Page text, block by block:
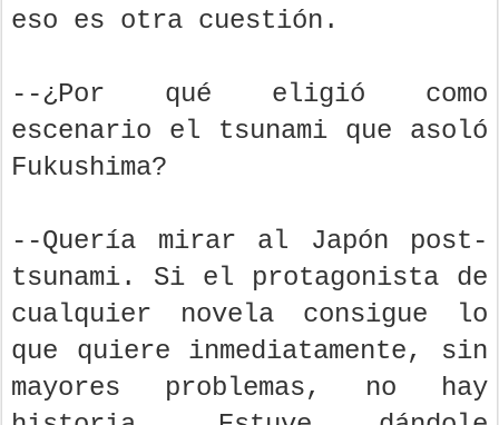
eso es otra cuestión.
--¿Por qué eligió como
escenario el tsunami que asoló
Fukushima?
--Quería mirar al Japón post-
tsunami. Si el protagonista de
cualquier novela consigue lo
que quiere inmediatamente, sin
mayores problemas, no hay